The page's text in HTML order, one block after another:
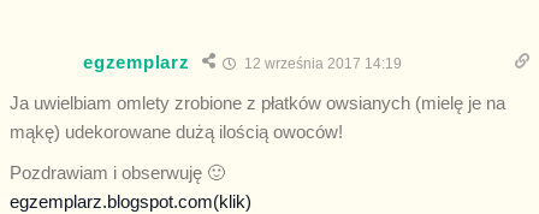
egzemplarz 12 września 2017 14:19
Ja uwielbiam omlety zrobione z płatków owsianych (mielę je na
mąkę) udekorowane dużą ilością owoców!
Pozdrawiam i obserwuję 🙂
egzemplarz.blogspot.com(klik)